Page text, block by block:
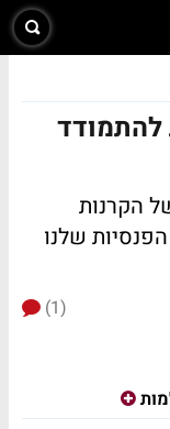
להתמודד
הקרנות
שלנו
(1)